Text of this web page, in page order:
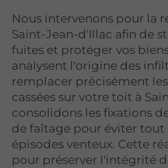
Nous intervenons pour la
Saint-Jean-d'Illac afin de
fuites et protéger vos
analysent l'origine des
remplacer précisément
cassées sur votre toit à
consolidons les fixations
de faîtage pour éviter tout
épisodes venteux. Cette
pour préserver l'intégrité